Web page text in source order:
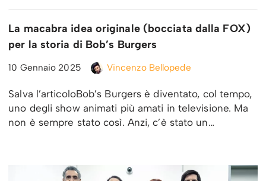
La macabra idea originale (bocciata dalla FOX)
per la storia di Bob’s Burgers
10 Gennaio 2025 Vincenzo Bellopede
Salva l’articoloBob’s Burgers è diventato, col tempo,
uno degli show animati più amati in televisione. Ma
non è sempre stato così. Anzi, c’è stato un…